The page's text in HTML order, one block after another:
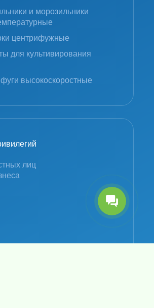
и морозильники
центрифужные
для культивирования
высокоскоростные
лиц